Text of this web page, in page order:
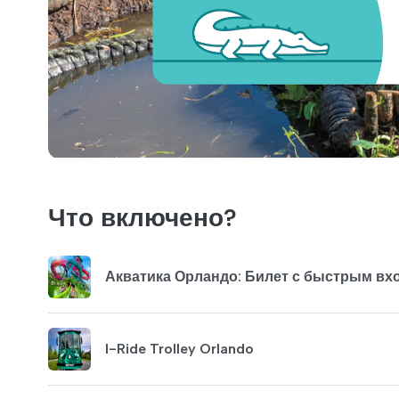
Что включено?
Акватика Орландо: Билет с быстрым
I-Ride Trolley Orlando